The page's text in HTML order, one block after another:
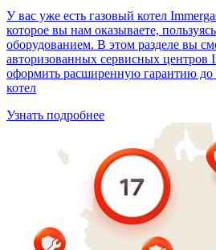
У вас уже есть газовый котел
которое вы нам оказываете,
оборудованием. В этом разделе вы
авторизованных сервисных центров
оформить расширенную гарантию до
котел
Узнать подробнее